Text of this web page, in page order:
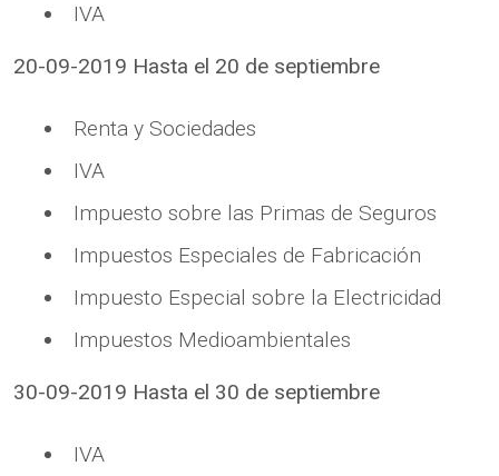
IVA
20-09-2019 Hasta el 20 de septiembre
Renta y Sociedades
IVA
Impuesto sobre las Primas de Seguros
Impuestos Especiales de Fabricación
Impuesto Especial sobre la Electricidad
Impuestos Medioambientales
30-09-2019 Hasta el 30 de septiembre
IVA